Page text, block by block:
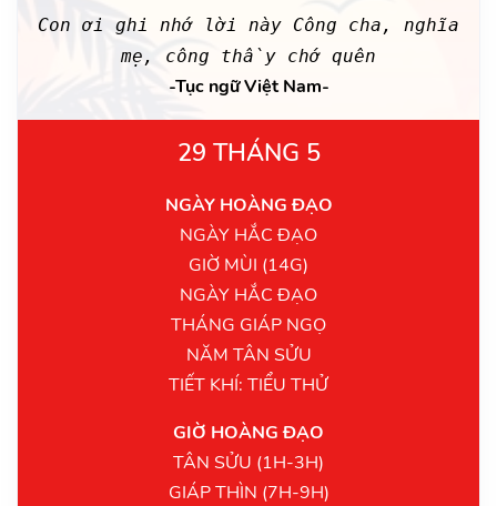
Con ơi ghi nhớ lời này Công cha, nghĩa
mẹ, công thầy chớ quên
-Tục ngữ Việt Nam-
29 THÁNG 5
NGÀY HOÀNG ĐẠO
NGÀY HẮC ĐẠO
GIỜ MÙI (14G)
NGÀY HẮC ĐẠO
THÁNG GIÁP NGỌ
NĂM TÂN SỬU
TIẾT KHÍ: TIỂU THỬ
GIỜ HOÀNG ĐẠO
TÂN SỬU (1H-3H)
GIÁP THÌN (7H-9H)